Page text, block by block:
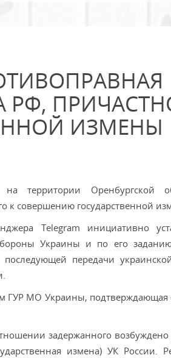
РФ,
ИЗМЕНЫ
территории Оренбургской
к совершению государственной
Telegram инициативно
Украины и по его
передачи
ГУР МО Украины, подтверждающая
задержанного возбуждено
измена) УК России.